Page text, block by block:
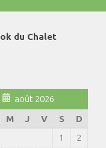
du Chalet
août 2026
M J V S
D
1
2